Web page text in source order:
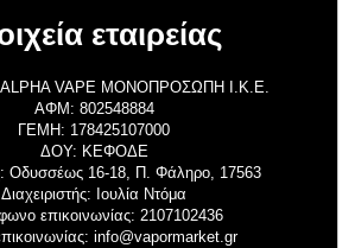
εταιρείας
ALPHA VAPE ΜΟΝΟΠΡΟΣΩΠΗ Ι.Κ.Ε.
ΑΦΜ: 802548884
ΓΕΜΗ: 178425107000
ΔΟΥ: ΚΕΦΟΔΕ
Οδυσσέως 16-18, Π. Φάληρο, 17563
Διαχειριστής: Ιουλία Ντόμα
επικοινωνίας: 2107102436
info@vapormarket.gr